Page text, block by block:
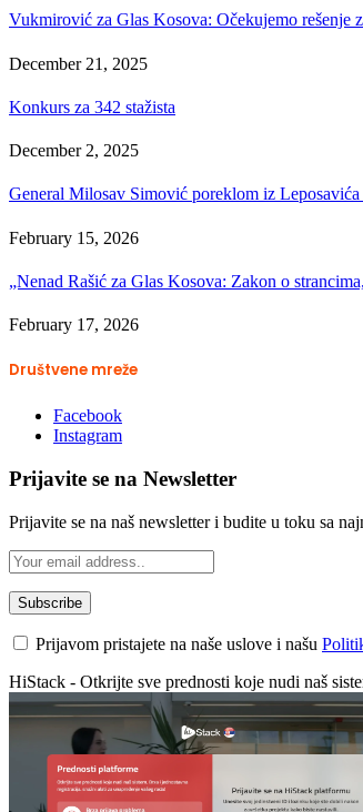
Vukmirović za Glas Kosova: Očekujemo rešenje
December 21, 2025
Konkurs za 342 stažista
December 2, 2025
General Milosav Simović poreklom iz Leposavića
February 15, 2026
„Nenad Rašić za Glas Kosova: Zakon o
February 17, 2026
Društvene mreže
Facebook
Instagram
Prijavite se na Newsletter
Prijavite se na naš newsletter i budite u toku sa
Prijavom pristajete na naše uslove i našu
HiStack - Otkrijte sve prednosti koje nudi naš